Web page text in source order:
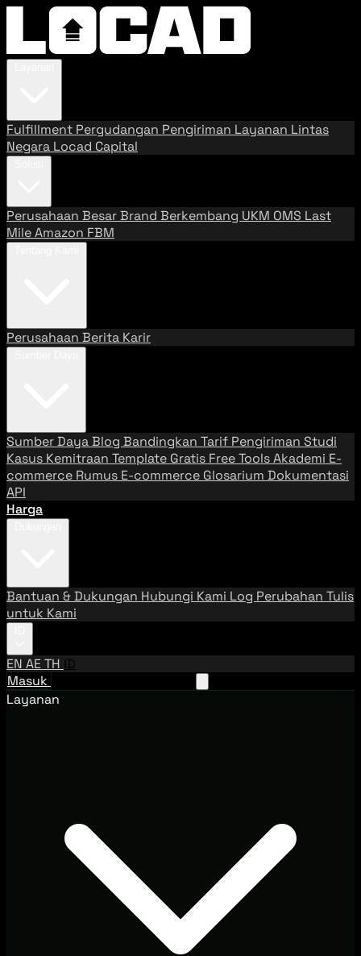
Fulfillment Pergudangan Pengiriman Layanan Lintas
Negara Locad Capital
Perusahaan BesarBrand Berkembang UKM OMS Last
MileAmazon FBM
Perusahaan Berita Karir
Sumber DayaBlog Bandingkan Tarif Pengiriman Studi
Kasus Kemitraan Template Gratis Free ToolsAkademi E-
commerce Rumus E-commerce Glosarium Dokumentasi
API
Harga
Bantuan & Dukungan Hubungi Kami Log Perubahan Tulis
untuk Kami
EN AETH ID
Masuk
Layanan